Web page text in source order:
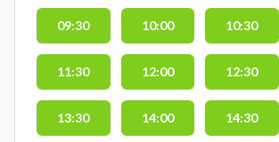
09:30 10:00 10:30
11:30 12:00 12:30
13:30 14:00 14:30